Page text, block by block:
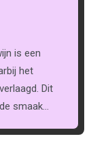
het
Dit
smaak…